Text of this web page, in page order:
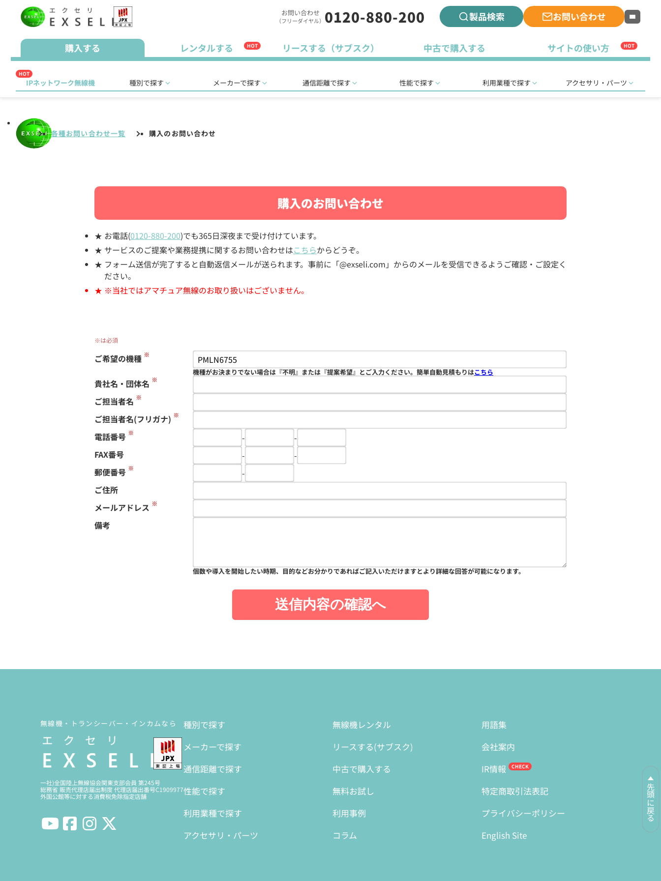
お問い合わせ
（フリーダイヤル） 0120-880-200 製品検索 お問い合わせ
購入する レンタルする HOT リースする（サブスク） 中古で購入する サイトの使い方 HOT
HOT
IPネットワーク無線機 種別で探す メーカーで探す 通信距離で探す 性能で探す 利用業種で探す アクセサリ・パーツ
各種お問い合わせ一覧 購入のお問い合わせ
購入のお問い合わせ
お電話(0120-880-200)でも365日深夜まで受け付けています。
サービスのご提案や業務提携に関するお問い合わせはこちらからどうぞ。
フォーム送信が完了すると自動返信メールが送られます。事前に「@exseli.com」からのメールを受信できるようご確認・ご設定く
ださい。
※当社ではアマチュア無線のお取り扱いはございません。
※は必須
ご希望の機種 ※
機種がお決まりでない場合は『不明』または『提案希望』とご入力ください。簡単自動見積もりはこちら
貴社名・団体名 ※
ご担当者名 ※
ご担当者名(フリガナ) ※
電話番号 ※ -
-
FAX番号
-
-
郵便番号 ※
-
ご住所
メールアドレス ※
備考
個数や導入を開始したい時期、目的などお分かりであればご記入いただけますとより詳細な回答が可能になります。
送信内容の確認へ
先頭に戻る
無線機・トランシーバー・インカムなら
一社)全国陸上無線協会関東支部会員 第245号
総務省 販売代理店届出制度 代理店届出番号C1909977
外国公館等に対する消費税免除指定店舗
種別で探す
メーカーで探す
通信距離で探す
性能で探す
利用業種で探す
アクセサリ・パーツ
無線機レンタル
リースする(サブスク)
中古で購入する
無料お試し
利用事例
コラム
用語集
会社案内
IR情報
特定商取引法表記
プライバシーポリシー
English Site